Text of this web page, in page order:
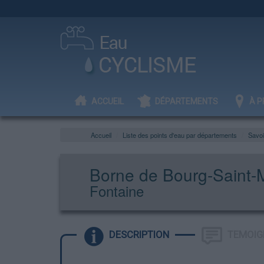
ACCUEIL DÉPARTEMENTS À
Accueil Liste des points d'eau par départements
Borne de Bourg-Saint-
Fontaine
DESCRIPTION